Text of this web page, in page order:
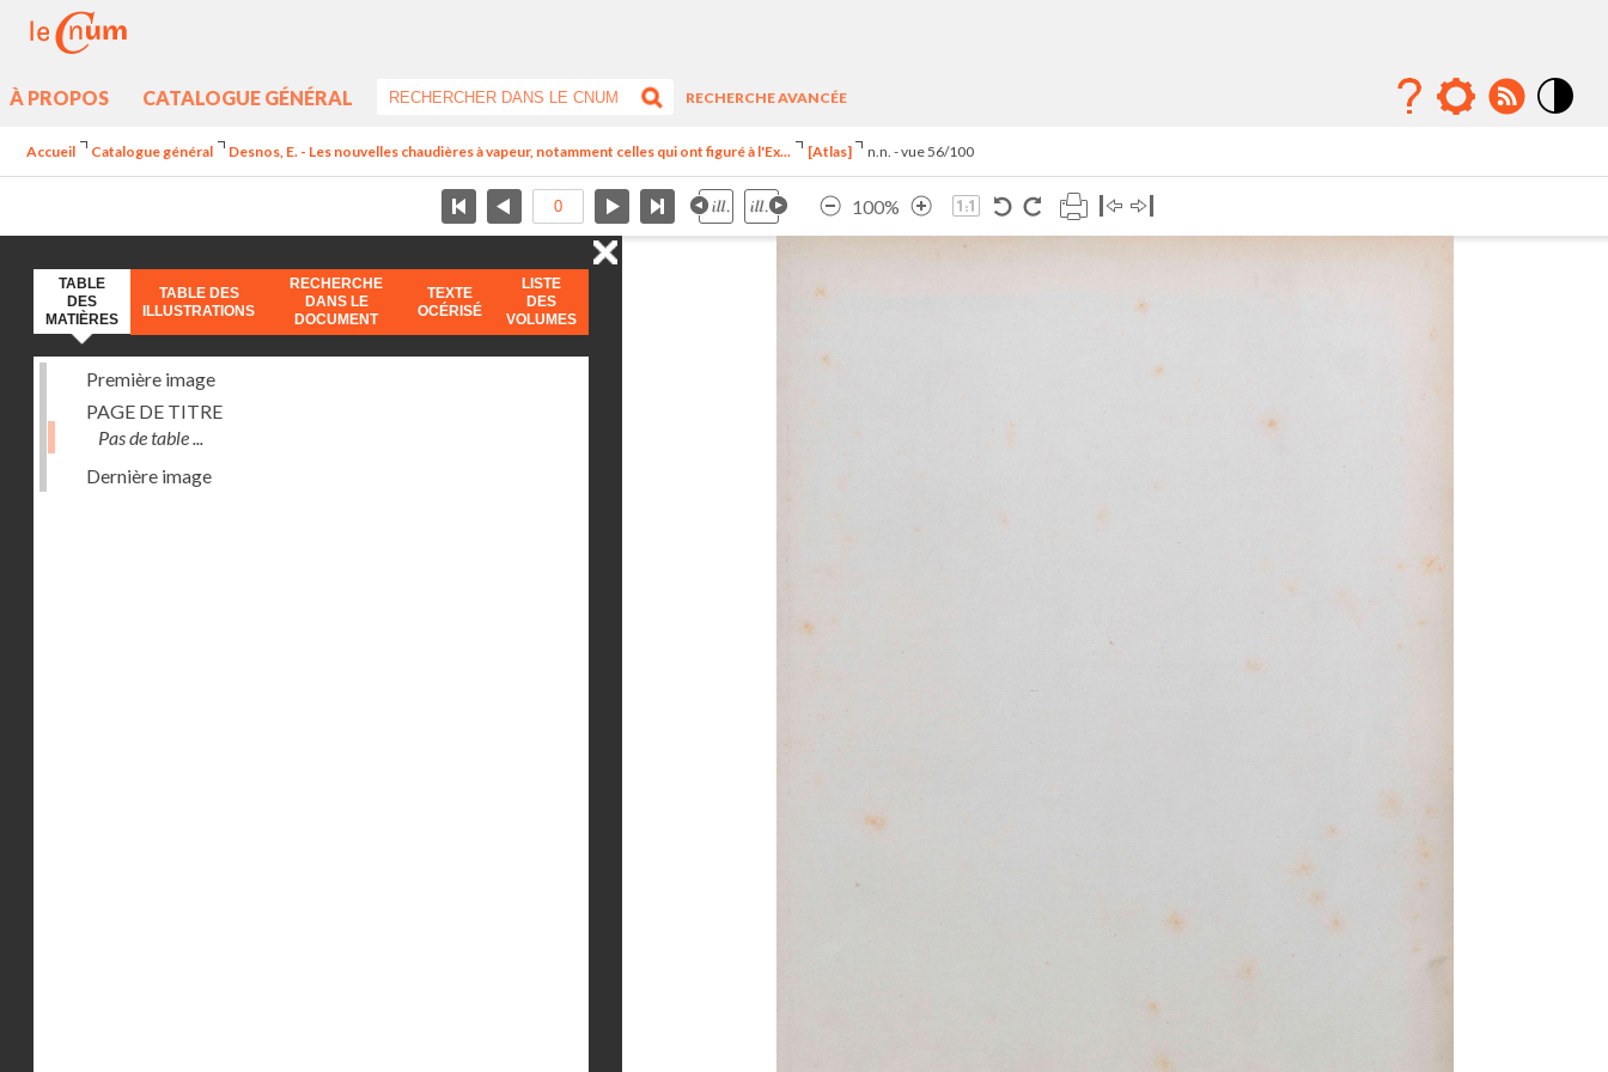
À PROPOS CATALOGUE GÉNÉRAL
RECHERCHE AVANCÉE
Accueil Catalogue général Desnos, E. - Les nouvelles chaudières à vapeur, notamment celles qui ont figuré à l'Ex... [Atlas] n.n. - vue 56/100
100%
TABLE
DES
MATIÈRES
TABLE DES
ILLUSTRATIONS
RECHERCHE
DANS LE
DOCUMENT
TEXTE
OCÉRISÉ
LISTE
DES
VOLUMES
Première image
PAGE DE TITRE
Pas de table ...
Dernière image